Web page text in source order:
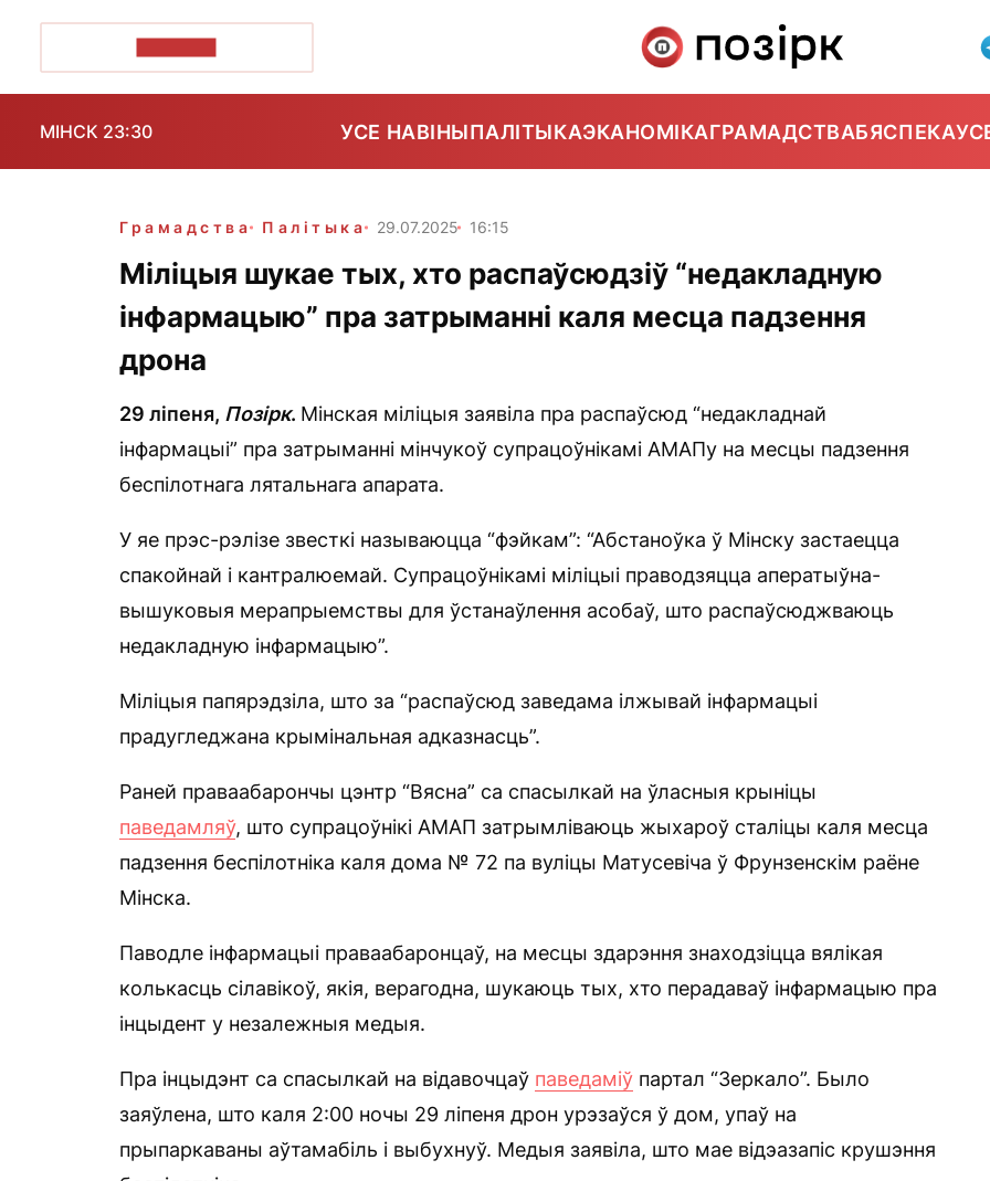
МІНСК 23:30 УСЕ НАВІНЫПАЛІТЫКАЭКАНОМІКАГРАМАДСТВАБЯСПЕКА
Грамадства Палітыка 29.07.2025 16:15
Міліцыя шукае тых, хто распаўсюдзіў “недакладную
інфармацыю” пра затрыманні каля месца падзення
дрона
29 ліпеня, Позірк. Мінская міліцыя заявіла пра распаўсюд “недакладнай
інфармацыі” пра затрыманні мінчукоў супрацоўнікамі АМАПу на месцы падзення
беспілотнага лятальнага апарата.
У яе прэс-рэлізе звесткі называюцца “фэйкам”: “Абстаноўка ў Мінску застаецца
спакойнай і кантралюемай. Супрацоўнікамі міліцыі праводзяцца аператыўна-
вышуковыя мерапрыемствы для ўстанаўлення асобаў, што распаўсюджваюць
недакладную інфармацыю”.
Міліцыя папярэдзіла, што за “распаўсюд заведама ілжывай інфармацыі
прадугледжана крымінальная адказнасць”.
Раней праваабарончы цэнтр “Вясна” са спасылкай на ўласныя крыніцы
паведамляў, што супрацоўнікі АМАП затрымліваюць жыхароў сталіцы каля месца
падзення беспілотніка каля дома № 72 па вуліцы Матусевіча ў Фрунзенскім раёне
Мінска.
Паводле інфармацыі праваабаронцаў, на месцы здарэння знаходзіцца вялікая
колькасць сілавікоў, якія, верагодна, шукаюць тых, хто перадаваў інфармацыю пра
інцыдент у незалежныя медыя.
Пра інцыдэнт са спасылкай на відавочцаў паведаміў партал “Зеркало”. Было
заяўлена, што каля 2:00 ночы 29 ліпеня дрон урэзаўся ў дом, упаў на
прыпаркаваны аўтамабіль і выбухнуў. Медыя заявіла, што мае відэазапіс крушэння